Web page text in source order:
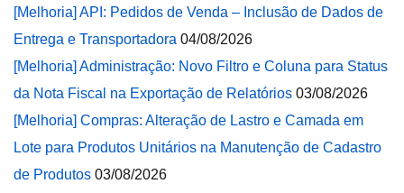
[Melhoria] API: Pedidos de Venda – Inclusão de Dados de
Entrega e Transportadora 04/08/2026
[Melhoria] Administração: Novo Filtro e Coluna para Status
da Nota Fiscal na Exportação de Relatórios 03/08/2026
[Melhoria] Compras: Alteração de Lastro e Camada em
Lote para Produtos Unitários na Manutenção de Cadastro
de Produtos 03/08/2026